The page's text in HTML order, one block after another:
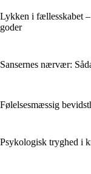
Lykken i fællesskabet
goder
Sansernes nærvær:
Følelsesmæssig
Psykologisk tryghed i